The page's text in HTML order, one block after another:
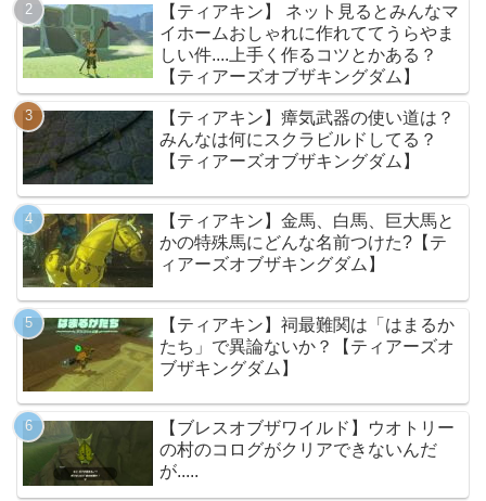
【ティアキン】 ネット見るとみんなマ
イホームおしゃれに作れててうらやま
しい件....上手く作るコツとかある？
【ティアーズオブザキングダム】
【ティアキン】瘴気武器の使い道は？
みんなは何にスクラビルドしてる？
【ティアーズオブザキングダム】
【ティアキン】金馬、白馬、巨大馬と
かの特殊馬にどんな名前つけた?【テ
ィアーズオブザキングダム】
【ティアキン】祠最難関は「はまるか
たち」で異論ないか？【ティアーズオ
ブザキングダム】
【ブレスオブザワイルド】ウオトリー
の村のコログがクリアできないんだ
が.....